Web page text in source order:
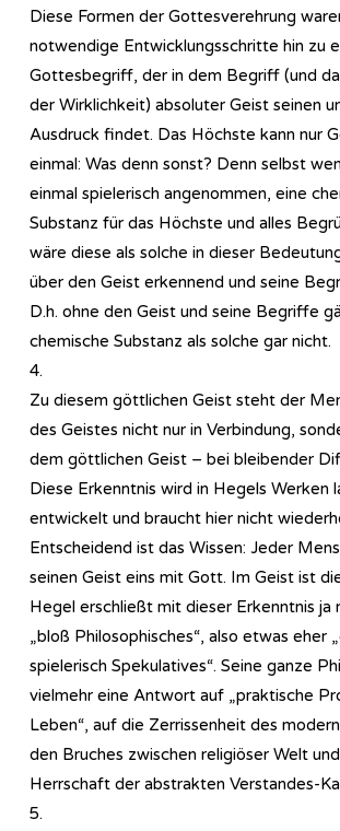
Diese Formen der Gottesverehrung
notwendige Entwicklungsschritte hin zu
Gottesbegriff, der in dem Begriff (und
der Wirklichkeit) absoluter Geist seinen
Ausdruck findet. Das Höchste kann nur
einmal: Was denn sonst? Denn selbst
einmal spielerisch angenommen, eine
Substanz für das Höchste und alles
wäre diese als solche in dieser
über den Geist erkennend und seine
D.h. ohne den Geist und seine Begriffe
chemische Substanz als solche gar nicht.
4.
Zu diesem göttlichen Geist steht der
des Geistes nicht nur in Verbindung,
dem göttlichen Geist – bei bleibender
Diese Erkenntnis wird in Hegels Werken
entwickelt und braucht hier nicht
Entscheidend ist das Wissen: Jeder
seinen Geist eins mit Gott. Im Geist ist
Hegel erschließt mit dieser Erkenntnis ja
„bloß Philosophisches“, also etwas eher
spielerisch Spekulatives“. Seine ganze
vielmehr eine Antwort auf „praktische
Leben“, auf die Zerrissenheit des
den Bruches zwischen religiöser Welt
Herrschaft der abstrakten Verstandes-
5.